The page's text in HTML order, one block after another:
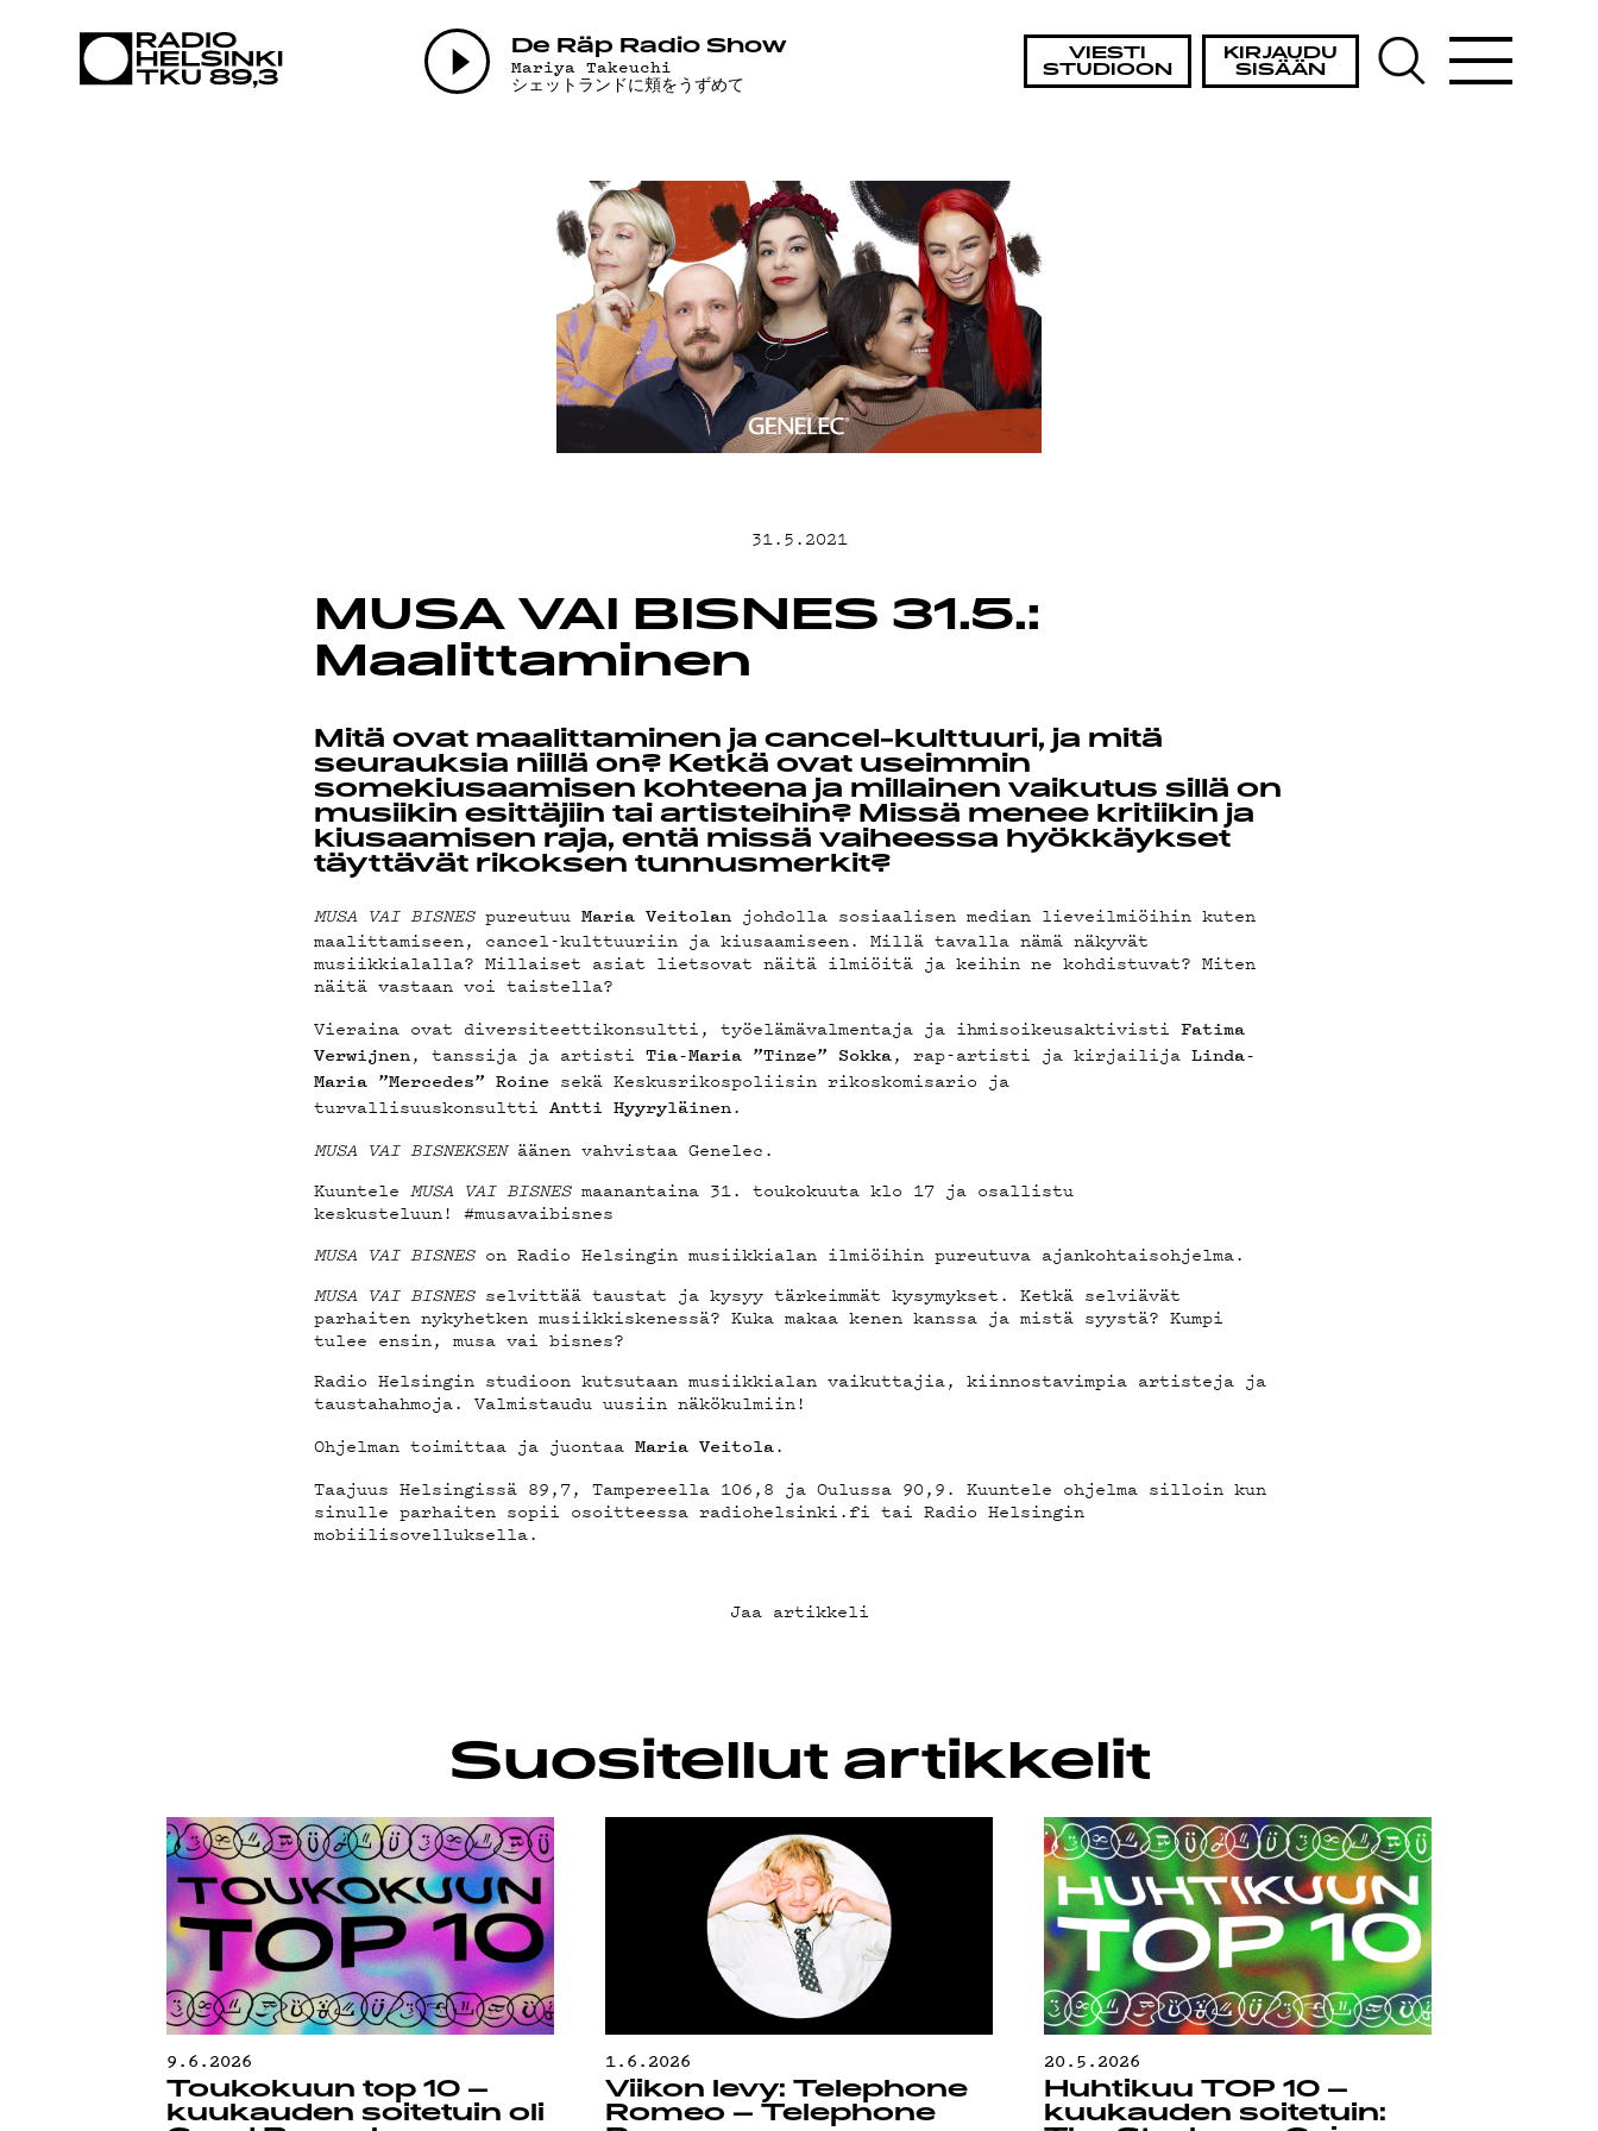
VIESTI
STUDIOON
KIRJAUDU
SISÄÄN
De Räp Radio Show
Mariya Takeuchi
シェットランドに頬をうずめて
AJANKOHTAISTA
OHJELMAT
TEKIJÄT
ON-DEMAND
PODCAST
MAINOSTA
YHTEYSTIEDOT
G LIVELAB
YSTÄVÄKLUBI
TIETOSUOJA
31.5.2021
MUSA VAI BISNES 31.5.:
Maalittaminen
Mitä ovat maalittaminen ja cancel-kulttuuri, ja mitä
seurauksia niillä on? Ketkä ovat useimmin
somekiusaamisen kohteena ja millainen vaikutus sillä on
musiikin esittäjiin tai artisteihin? Missä menee kritiikin ja
kiusaamisen raja, entä missä vaiheessa hyökkäykset
täyttävät rikoksen tunnusmerkit?
MUSA VAI BISNESpureutuuMaria Veitolan johdolla sosiaalisen median lieveilmiöihin kuten
maalittamiseen, cancel-kulttuuriin ja kiusaamiseen. Millä tavalla nämä näkyvät
musiikkialalla? Millaiset asiat lietsovat näitä ilmiöitä ja keihin ne kohdistuvat? Miten
näitä vastaan voi taistella?
Vieraina ovat diversiteettikonsultti, työelämävalmentaja ja ihmisoikeusaktivistiFatima
Verwijnen, tanssija ja artistiTia-Maria ”Tinze” Sokka, rap-artisti ja kirjailijaLinda-
Maria ”Mercedes” Roine sekä Keskusrikospoliisin rikoskomisario ja
turvallisuuskonsulttiAntti Hyyryläinen.
MUSA VAI BISNEKSENäänen vahvistaaGenelec.
KuunteleMUSA VAI BISNESmaanantaina 31. toukokuuta klo 17 ja osallistu
keskusteluun! #musavaibisnes
MUSA VAI BISNES on Radio Helsingin musiikkialan ilmiöihin pureutuva ajankohtaisohjelma.
MUSA VAI BISNESselvittää taustat ja kysyy tärkeimmät kysymykset. Ketkä selviävät
parhaiten nykyhetken musiikkiskenessä? Kuka makaa kenen kanssa ja mistä syystä? Kumpi
tulee ensin, musa vai bisnes?
Radio Helsingin studioon kutsutaan musiikkialan vaikuttajia, kiinnostavimpia artisteja ja
taustahahmoja. Valmistaudu uusiin näkökulmiin!
Ohjelman toimittaa ja juontaaMaria Veitola.
Taajuus Helsingissä 89,7, Tampereella 106,8 ja Oulussa 90,9. Kuuntele ohjelma silloin kun
sinulle parhaiten sopii osoitteessaradiohelsinki.fi tai Radio Helsingin
mobiilisovelluksella.
Jaa artikkeli
Suositellut artikkelit
9.6.2026
Toukokuun top 10 –
kuukauden soitetuin oli
1.6.2026
Viikon levy: Telephone
Romeo – Telephone
20.5.2026
Huhtikuu TOP 10 –
kuukauden soitetuin: